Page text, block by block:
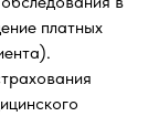
платных